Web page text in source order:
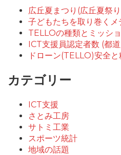
ゲ
シ
ョ
ン
広丘夏まつり(広丘夏祭
子どもたちを取り巻くメ
TELLOの種類とミッシ
ICT支援員認定者数 (都
ドローン(TELLO)安全
カテゴリー
ICT支援
さとみ工房
サトミ工業
スポーツ統計
地域の話題